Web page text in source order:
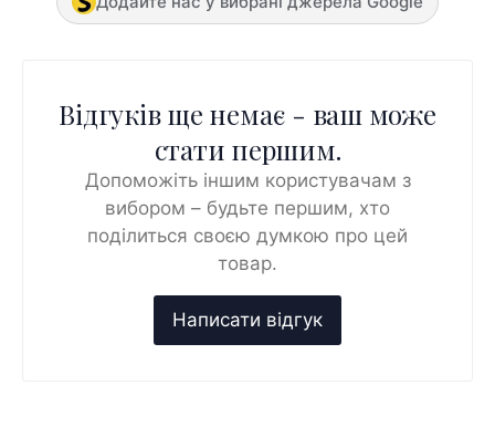
Відгуків ще немає - ваш може
стати першим.
Допоможіть іншим користувачам з
вибором – будьте першим, хто
поділиться своєю думкою про цей
товар.